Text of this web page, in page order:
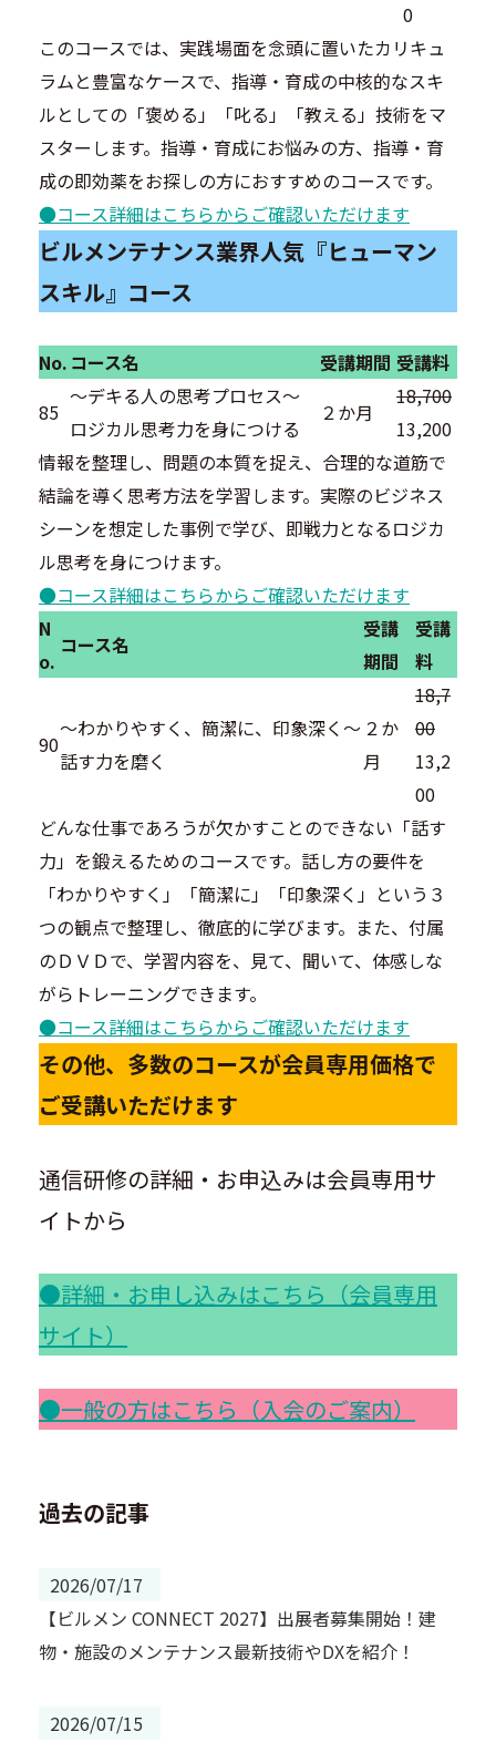
0
このコースでは、実践場面を念頭に置いたカリキュ
ラムと豊富なケースで、指導・育成の中核的なスキ
ルとしての「褒める」「叱る」「教える」技術をマ
スターします。指導・育成にお悩みの方、指導・育
成の即効薬をお探しの方におすすめのコースです。
●コース詳細はこちらからご確認いただけます
ビルメンテナンス業界人気『ヒューマン
スキル』コース
No. コース名 受講期間 受講料
85
～デキる人の思考プロセス～
ロジカル思考力を身につける
２か月
18,700
13,200
情報を整理し、問題の本質を捉え、合理的な道筋で
結論を導く思考方法を学習します。実際のビジネス
シーンを想定した事例で学び、即戦力となるロジカ
ル思考を身につけます。
●コース詳細はこちらからご確認いただけます
N
o.
コース名
受講
期間
受講
料
90
～わかりやすく、簡潔に、印象深く～
話す力を磨く
２か
月
18,7
00
13,2
00
どんな仕事であろうが欠かすことのできない「話す
力」を鍛えるためのコースです。話し方の要件を
「わかりやすく」「簡潔に」「印象深く」という３
つの観点で整理し、徹底的に学びます。また、付属
のＤＶＤで、学習内容を、見て、聞いて、体感しな
がらトレーニングできます。
●コース詳細はこちらからご確認いただけます
その他、多数のコースが会員専用価格で
ご受講いただけます
通信研修の詳細・お申込みは会員専用サ
イトから
●詳細・お申し込みはこちら（会員専用
サイト）
●一般の方はこちら（入会のご案内）
過去の記事
2026/07/17
【ビルメン CONNECT 2027】出展者募集開始！建
物・施設のメンテナンス最新技術やDXを紹介！
2026/07/15